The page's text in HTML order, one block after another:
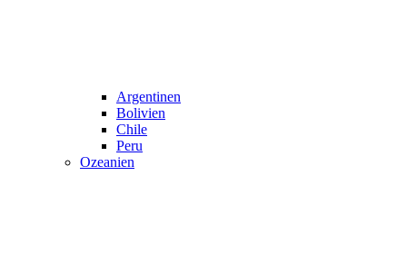
Argentinen
Bolivien
Chile
Peru
Ozeanien